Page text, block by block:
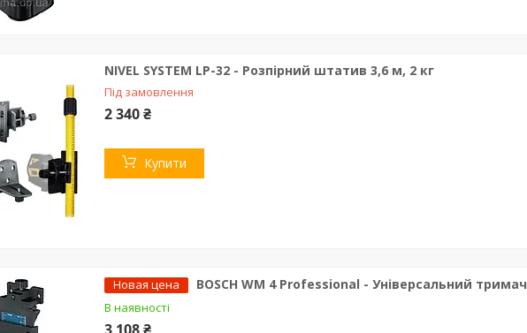
NIVEL SYSTEM LP-32 - Розпірний штатив 3,6 м, 2 кг
Під замовлення
2 340 ₴
Купити
Новая цена BOSCH WM 4 Professional - Універсальний тримач
В наявності